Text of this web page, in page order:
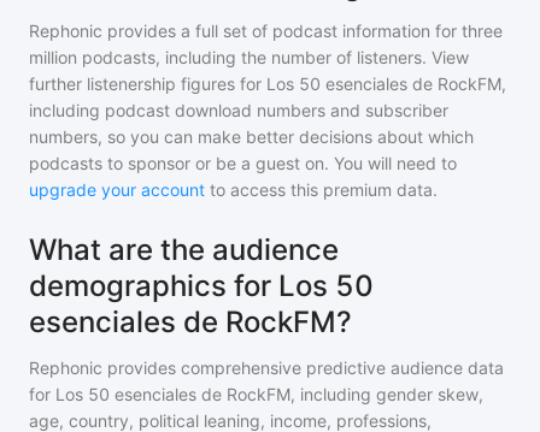
Rephonic provides a full set of podcast information for three
million podcasts, including the number of listeners. View
further listenership figures for Los 50 esenciales de RockFM,
including podcast download numbers and subscriber
numbers, so you can make better decisions about which
podcasts to sponsor or be a guest on. You will need to
upgrade your account to access this premium data.
What are the audience
demographics for Los 50
esenciales de RockFM?
Rephonic provides comprehensive predictive audience data
for Los 50 esenciales de RockFM, including gender skew,
age, country, political leaning, income, professions,